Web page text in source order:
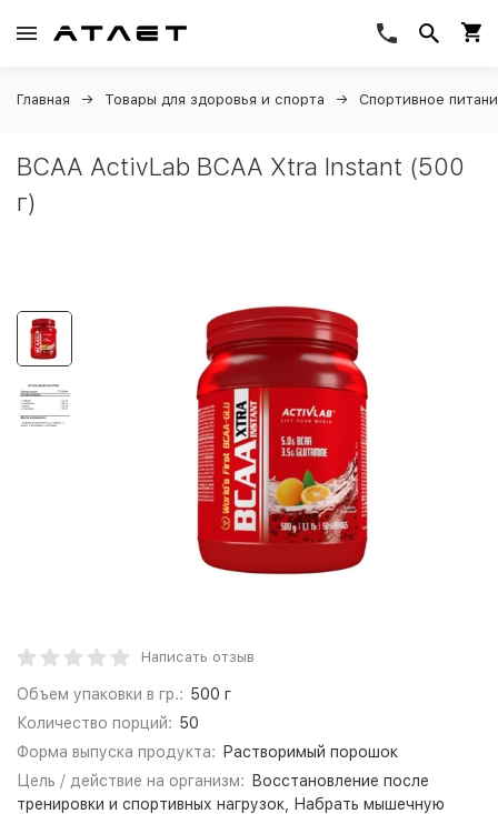
Главная Товары для здоровья и спорта Спортивное
BCAA ActivLab BCAA Xtra Instant (500
г)
Написать отзыв
Объем упаковки в гр.: 500 г
Количество порций: 50
Форма выпуска продукта:
Растворимый порошок
Цель / действие на организм:
Восстановление после
тренировки и спортивных нагрузок, Набрать мышечную